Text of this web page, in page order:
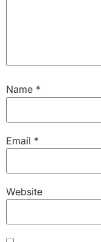
Name *
Email *
Website